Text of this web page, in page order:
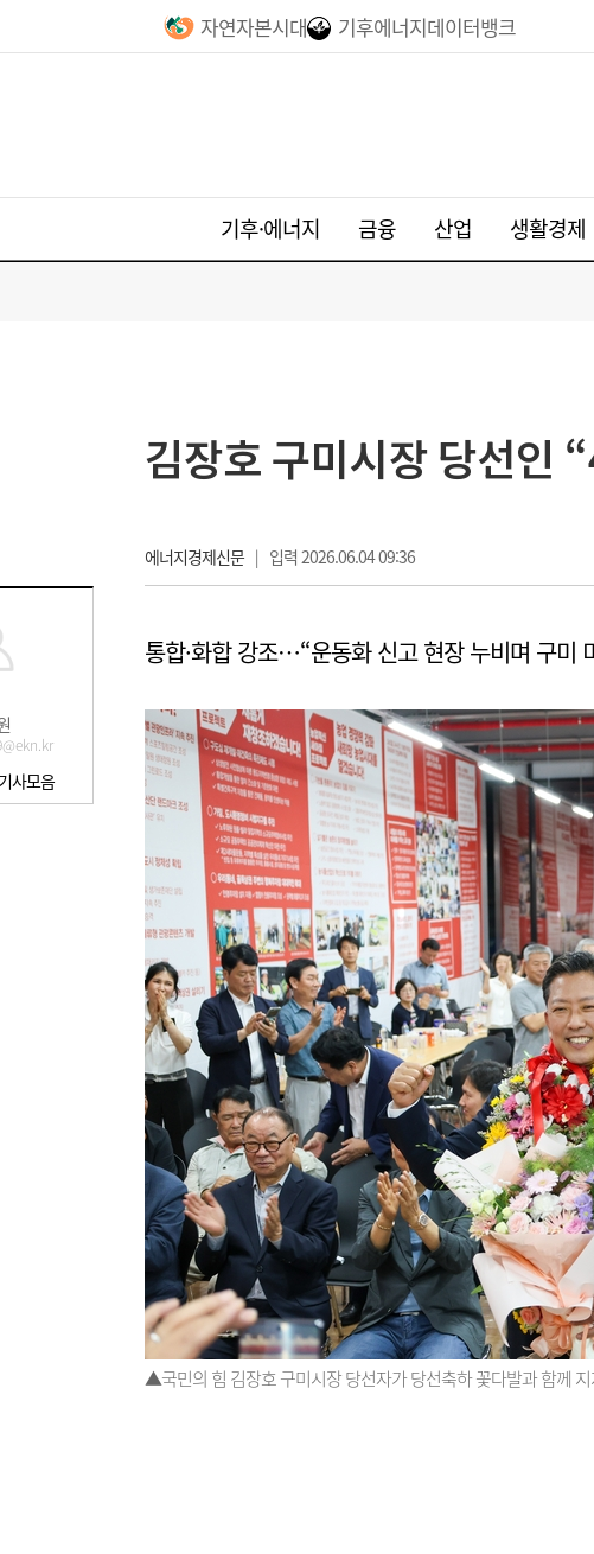
자연자본시대 기후에너지데이터뱅크
기후·에너지 금융 산업 생활경제
사모음
김장호 구미시장 당선인
에너지경제신문| 입력 2026.06.04 09:36
통합·화합 강조…“운동화 신고 현장 누비며 구미
▲국민의 힘 김장호 구미시장 당선자가 당선축하 꽃다발과 함께